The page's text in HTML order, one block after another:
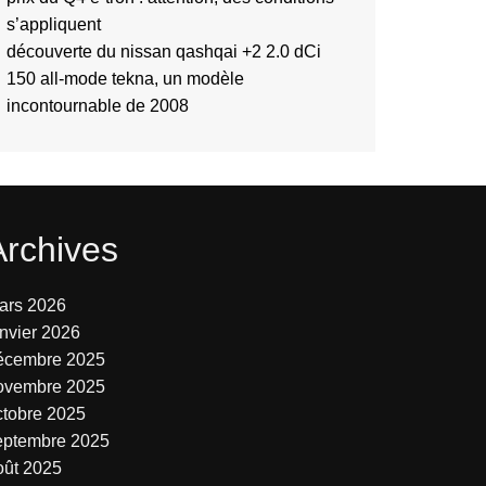
s’appliquent
découverte du nissan qashqai +2 2.0 dCi
150 all-mode tekna, un modèle
incontournable de 2008
2026
2026
2025
2025
2025
2025
2025